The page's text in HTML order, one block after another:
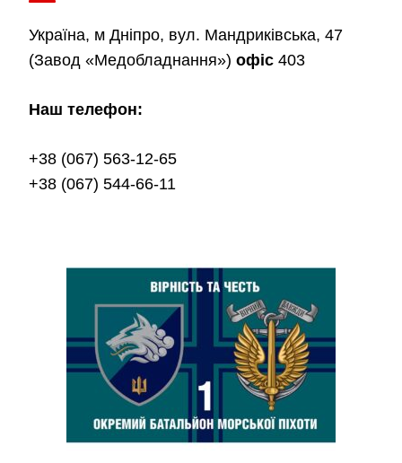
Україна, м Дніпро, вул. Мандриківська, 47
(Завод «Медобладнання») офіс 403
Наш телефон:
+38 (067) 563-12-65
+38 (067) 544-66-11